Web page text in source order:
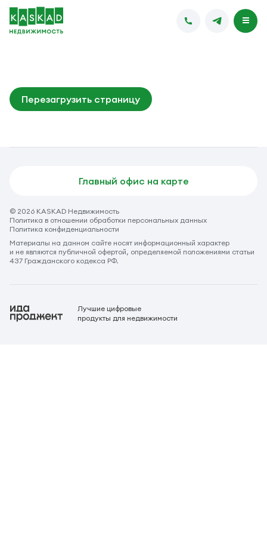
Перезагрузить страницу
Главный офис на карте
© 2026 KASKAD Недвижимость
Политика в отношении обработки персональных данных
Политика конфиденциальности
Материалы на данном сайте носят информационный характер
и не являются публичной офертой, определяемой положениями статьи
437 Гражданского кодекса РФ.
Лучшие цифровые
продукты для недвижимости